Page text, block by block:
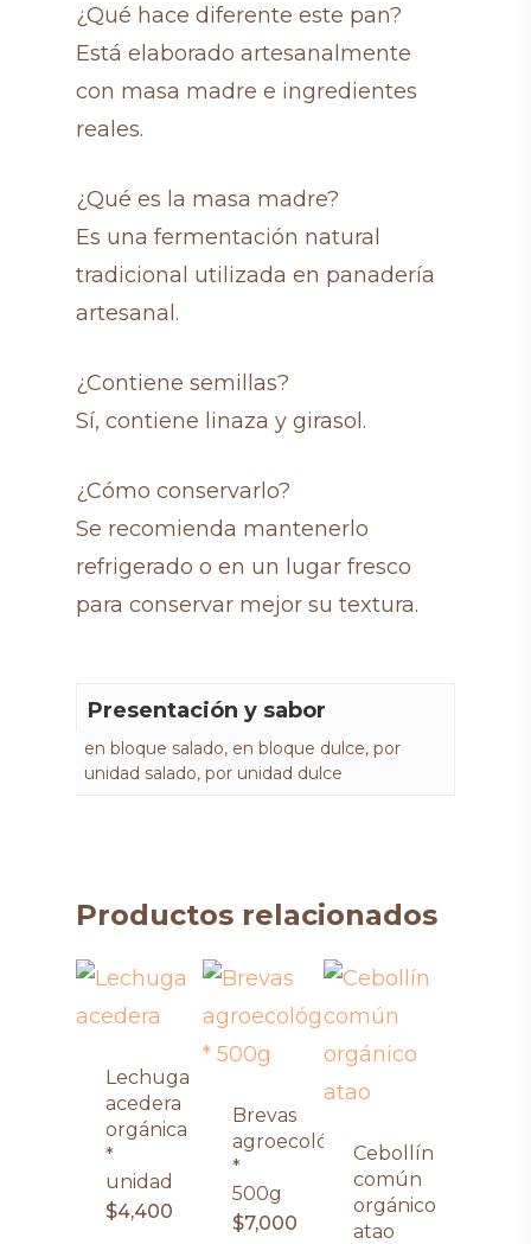
¿Qué hace diferente este pan?
Está elaborado artesanalmente
con masa madre e ingredientes
reales.
¿Qué es la masa madre?
Es una fermentación natural
tradicional utilizada en panadería
artesanal.
¿Contiene semillas?
Sí, contiene linaza y girasol.
¿Cómo conservarlo?
Se recomienda mantenerlo
refrigerado o en un lugar fresco
para conservar mejor su textura.
Presentación y sabor
en bloque salado, en bloque dulce, por
unidad salado, por unidad dulce
Productos relacionados
Lechuga
acedera
orgánica
*
unidad
$4,400
Brevas
agroecológicas
*
500g
$7,000
Cebollín
común
orgánico
atao